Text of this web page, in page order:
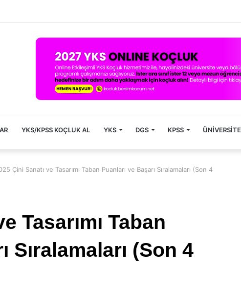
YKS/KPSS KOÇLUK AL YKS DGS KPSS ÜNIVERSITE
Çini Sanatı ve Tasarımı Taban Puanları ve Başarı Sıralamaları (Son 4
Tasarımı Taban
Sıralamaları (Son 4